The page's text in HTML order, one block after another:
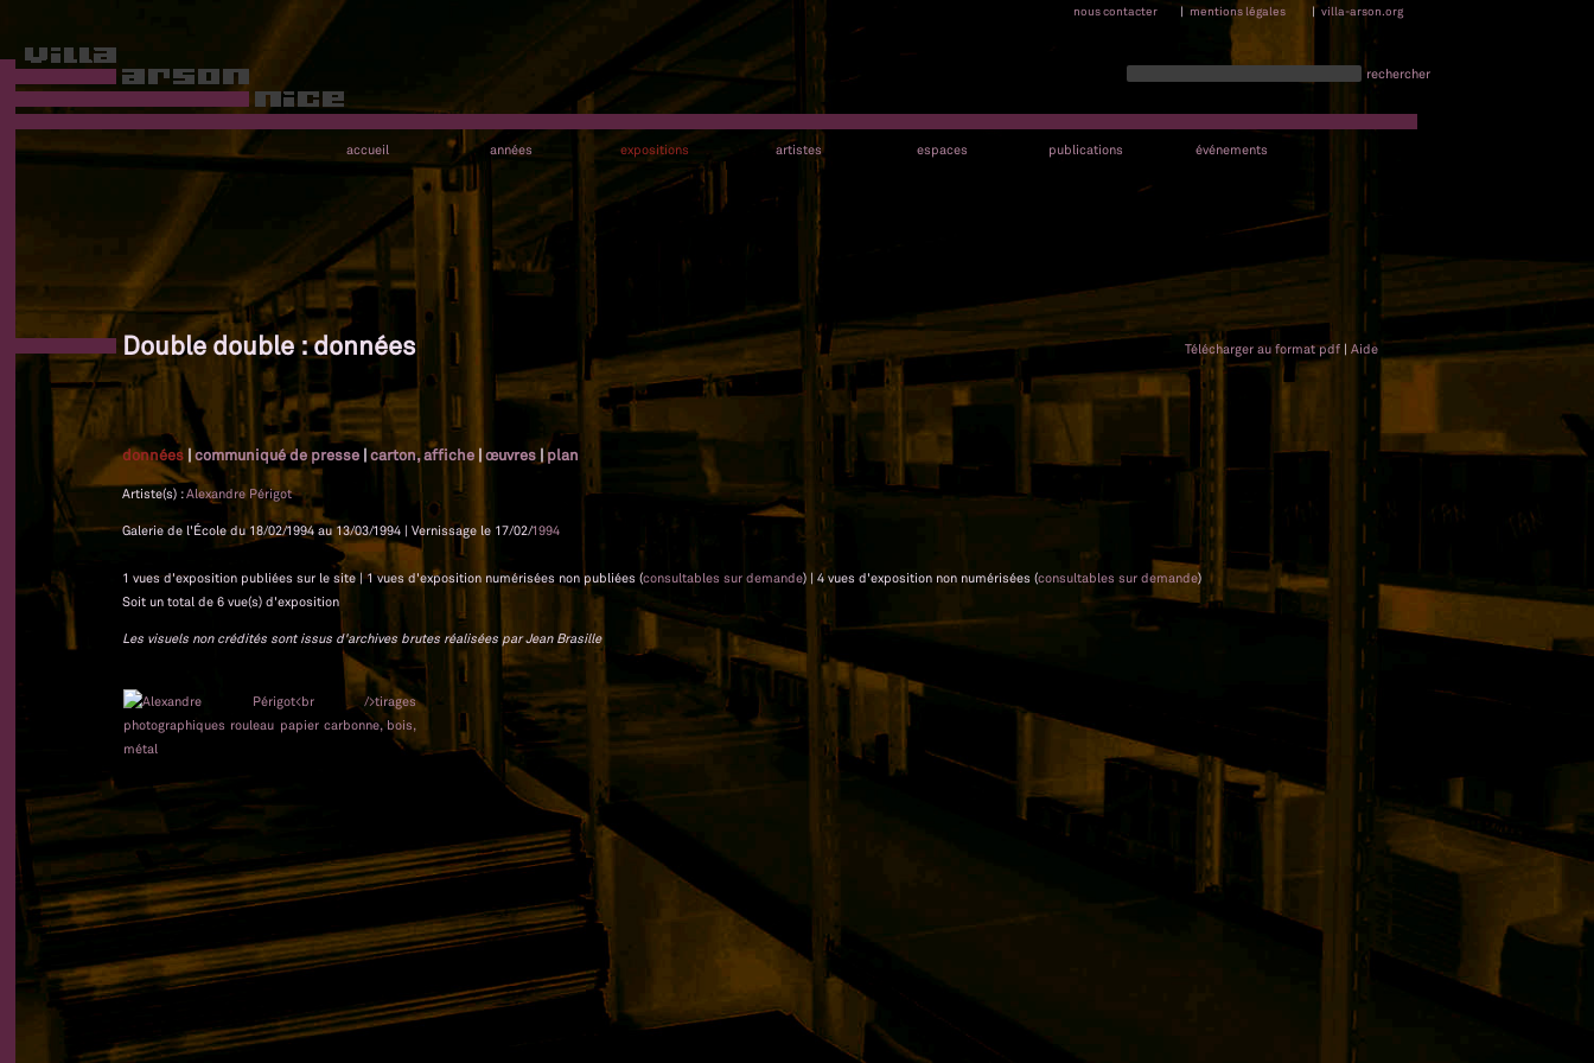
nous contacter | mentions légales | villa-arson.org
rechercher
accueil années expositions artistes espaces publications événements
Double double : données Télécharger au format pdf | Aide
données |communiqué de presse |carton, affiche |œuvres | plan
Artiste(s) :Alexandre Périgot
Galerie de l'École du 18/02/1994 au 13/03/1994 | Vernissage le 17/02/1994
1 vues d'exposition publiées sur le site | 1 vues d'exposition numérisées non publiées (consultables sur demande) | 4 vues d'exposition non numérisées (consultables sur demande)
Soit un total de 6 vue(s) d'exposition
Les visuels non crédités sont issus d'archives brutes réalisées par Jean Brasille